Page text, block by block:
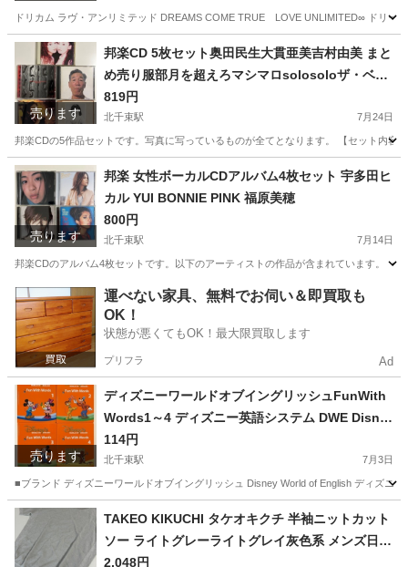
ドリカム ラヴ・アンリミテッド DREAMS COME TRUE LOVE UNLIMITED∞ ドリ
東京 大田区 北千束駅
売ります
邦楽CD 5枚セット奥田民生大貫亜美吉村由美 まと
め売り服部月を超えろマシマロsolosoloザ・ベリ
ー・ラスト・オブ・ユニコーン
819円
北千束駅 7月24日
邦楽CDの5作品セットです。写真に写っているものが全てとなります。 【セット内
東京 大田区 北千束駅 CD
売ります
邦楽 女性ボーカルCDアルバム4枚セット 宇多田ヒ
カル YUI BONNIE PINK 福原美穂
800円
北千束駅 7月14日
邦楽CDのアルバム4枚セットです。以下のアーティストの作品が含まれています。 ・
東京 大田区 北千束駅 CD
運べない家具、無料でお伺い＆即買取も
OK！
状態が悪くてもOK！最大限買取します
プリフラ Ad
売ります
ディズニーワールドオブイングリッシュFunWith
Words1～4 ディズニー英語システム DWE Disne
y英語教材子供英語
114円
北千束駅 7月3日
■ブランド ディズニーワールドオブイングリッシュ Disney World of English ディズニ
東京 大田区 医学、薬学、看護 DWE
TAKEO KIKUCHI タケオキクチ 半袖ニットカット
ソー ライトグレーライトグレイ灰色系 メンズ日本
製mens紳士服トップス
2,048円